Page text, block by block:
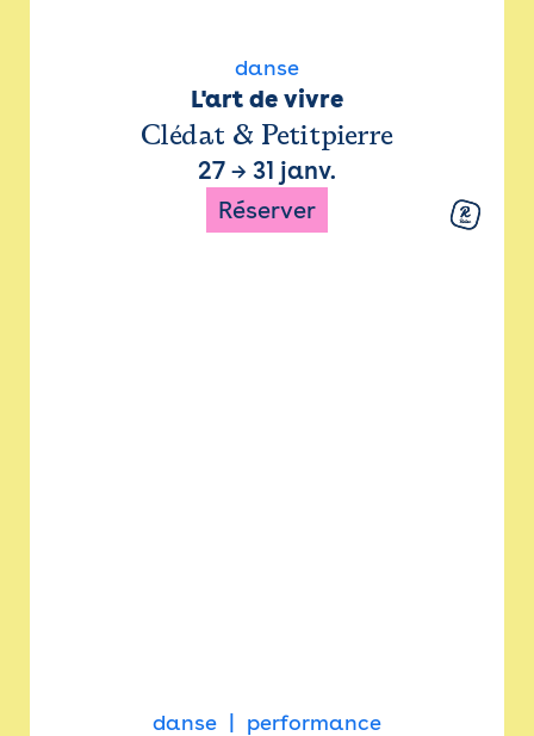
danse
L'art de vivre
Clédat & Petitpierre
27 → 31 janv.
Réserver
danse performance